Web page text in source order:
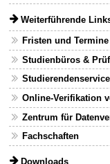
Weiterführende
Fristen und Termine
Studienbüros &
Studierendenservice
Online-Verifikation
Zentrum für
Fachschaften
Downloads